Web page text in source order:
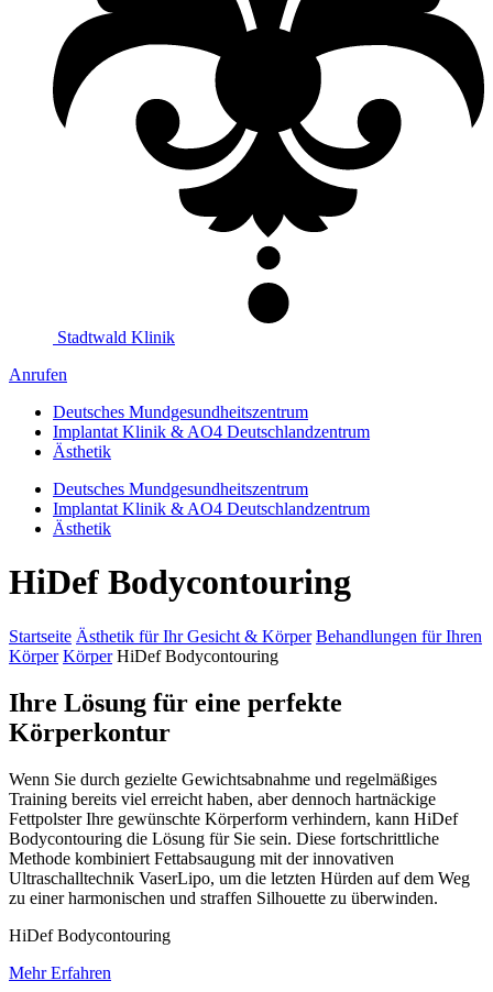
Stadtwald Klinik
Anrufen
Deutsches Mundgesundheitszentrum
Implantat Klinik & AO4 Deutschlandzentrum
Ästhetik
Deutsches Mundgesundheitszentrum
Implantat Klinik & AO4 Deutschlandzentrum
Ästhetik
HiDef Bodycontouring
Startseite Ästhetik für Ihr Gesicht & Körper Behandlungen für Ihren
Körper Körper HiDef Bodycontouring
Ihre Lösung für eine perfekte
Körperkontur
Wenn Sie durch gezielte Gewichtsabnahme und regelmäßiges
Training bereits viel erreicht haben, aber dennoch hartnäckige
Fettpolster Ihre gewünschte Körperform verhindern, kann HiDef
Bodycontouring die Lösung für Sie sein. Diese fortschrittliche
Methode kombiniert Fettabsaugung mit der innovativen
Ultraschalltechnik VaserLipo, um die letzten Hürden auf dem Weg
zu einer harmonischen und straffen Silhouette zu überwinden.
HiDef Bodycontouring
Mehr Erfahren